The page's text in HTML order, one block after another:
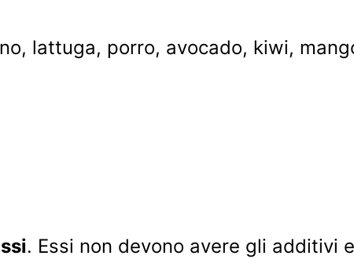
lattuga, porro, avocado, kiwi,
. Essi non devono avere gli additivi